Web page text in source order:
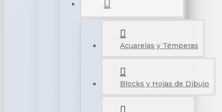
Acuarelas y Témperas
Blocks y Hojas de Dibujo